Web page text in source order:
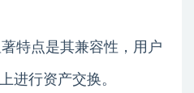
特点是其兼容性，用户
进行资产交换。